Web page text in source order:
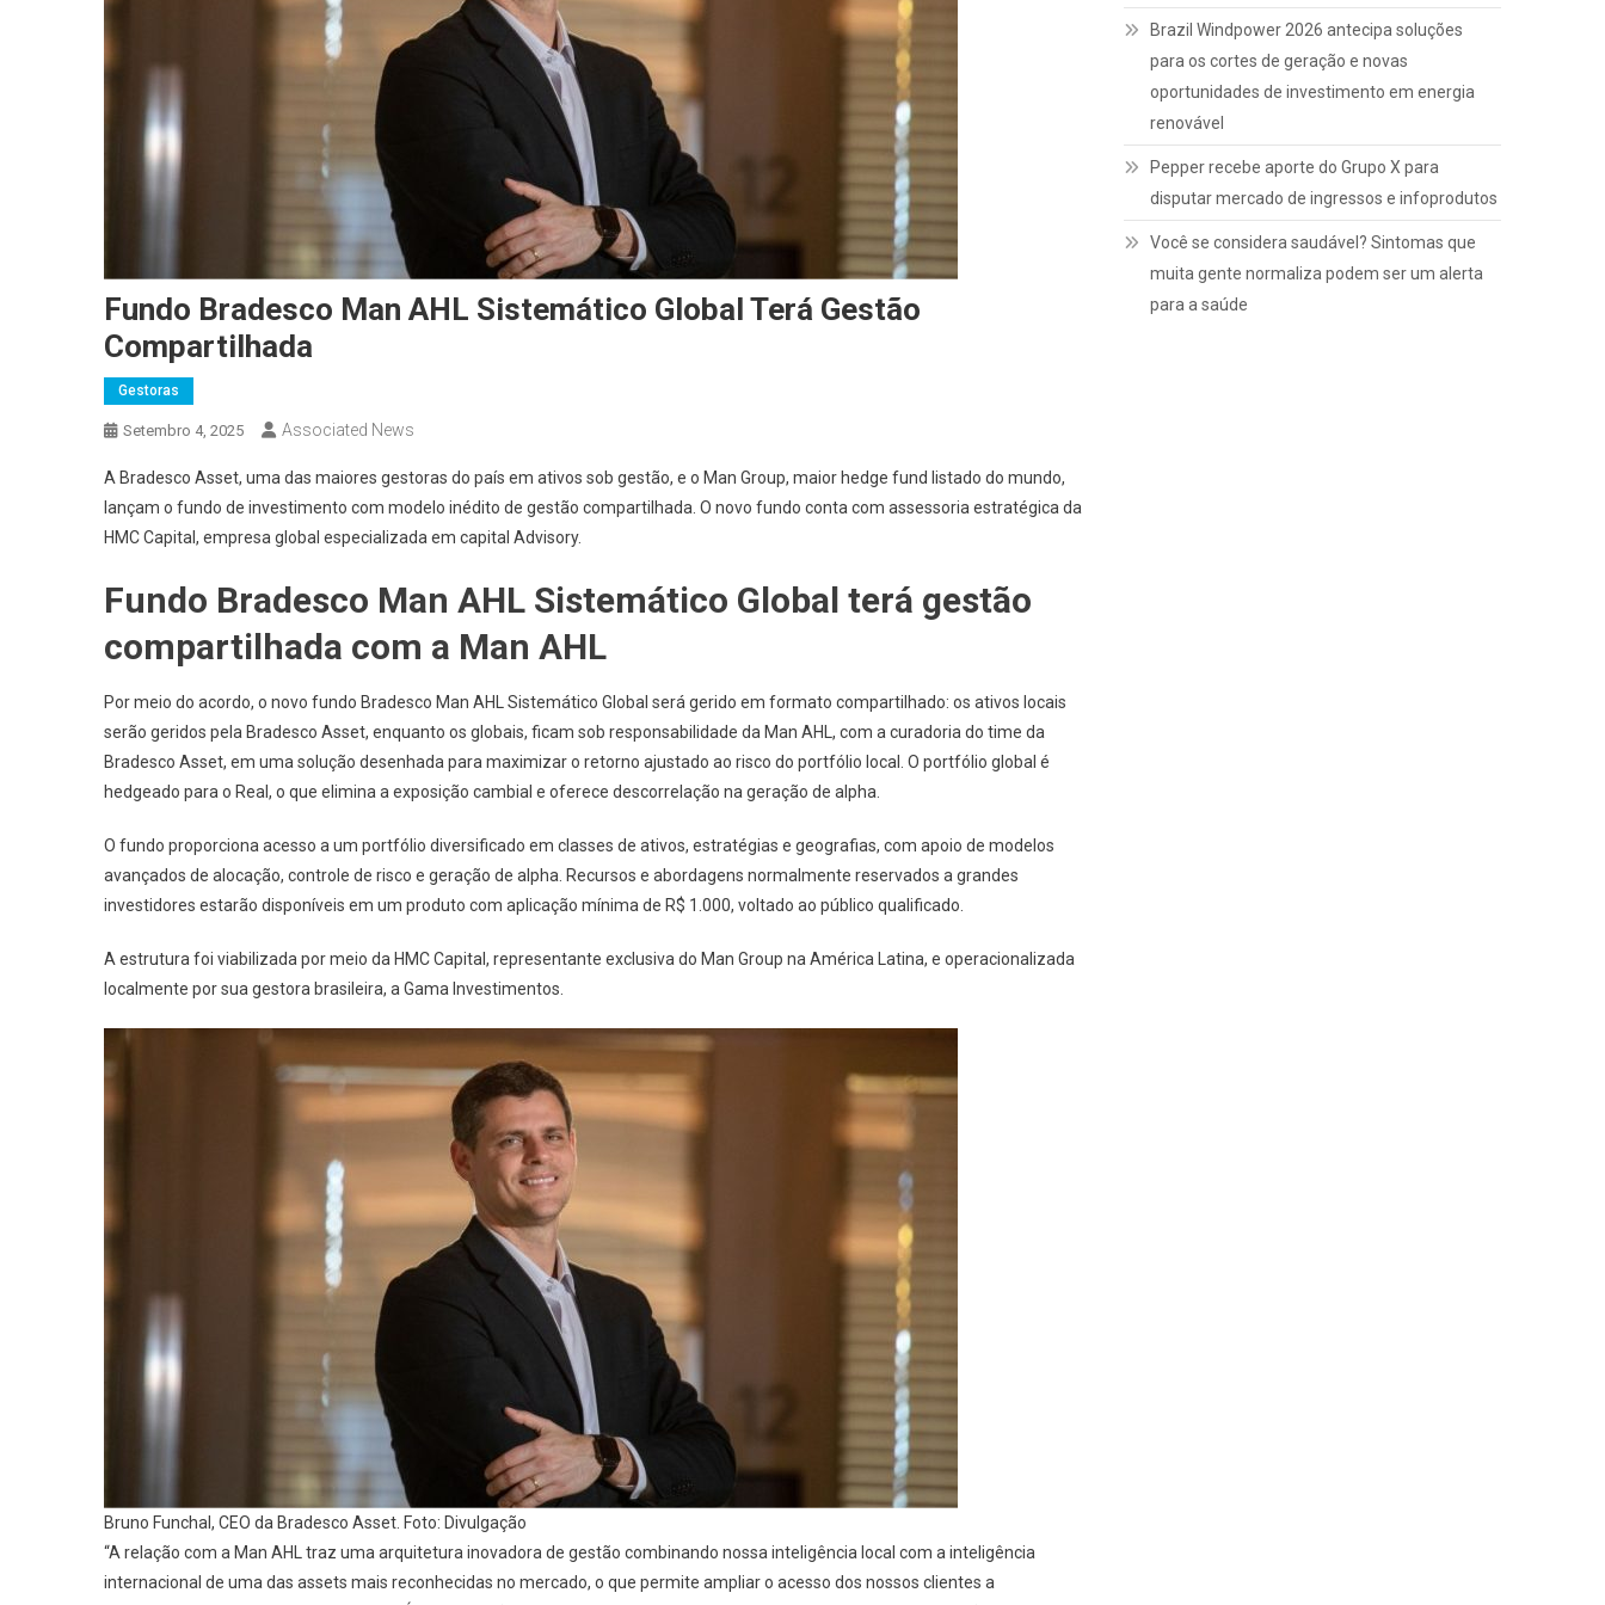
Fundo Bradesco Man AHL Sistemático Global Terá Gestão
Compartilhada
Gestoras
Setembro 4, 2025 Associated News
A Bradesco Asset, uma das maiores gestoras do país em ativos sob gestão, e o Man Group, maior hedge fund listado do mundo,
lançam o fundo de investimento com modelo inédito de gestão compartilhada. O novo fundo conta com assessoria estratégica da
HMC Capital, empresa global especializada em capital Advisory.
Fundo Bradesco Man AHL Sistemático Global terá gestão
compartilhada com a Man AHL
Por meio do acordo, o novo fundo Bradesco Man AHL Sistemático Global será gerido em formato compartilhado: os ativos locais
serão geridos pela Bradesco Asset, enquanto os globais, ficam sob responsabilidade da Man AHL, com a curadoria do time da
Bradesco Asset, em uma solução desenhada para maximizar o retorno ajustado ao risco do portfólio local. O portfólio global é
hedgeado para o Real, o que elimina a exposição cambial e oferece descorrelação na geração de alpha.
O fundo proporciona acesso a um portfólio diversificado em classes de ativos, estratégias e geografias, com apoio de modelos
avançados de alocação, controle de risco e geração de alpha. Recursos e abordagens normalmente reservados a grandes
investidores estarão disponíveis em um produto com aplicação mínima de R$ 1.000, voltado ao público qualificado.
A estrutura foi viabilizada por meio da HMC Capital, representante exclusiva do Man Group na América Latina, e operacionalizada
localmente por sua gestora brasileira, a Gama Investimentos.
Bruno Funchal, CEO da Bradesco Asset. Foto: Divulgação
“A relação com a Man AHL traz uma arquitetura inovadora de gestão combinando nossa inteligência local com a inteligência
internacional de uma das assets mais reconhecidas no mercado, o que permite ampliar o acesso dos nossos clientes a
Brazil Windpower 2026 antecipa soluções
para os cortes de geração e novas
oportunidades de investimento em energia
renovável
Pepper recebe aporte do Grupo X para
disputar mercado de ingressos e infoprodutos
Você se considera saudável? Sintomas que
muita gente normaliza podem ser um alerta
para a saúde